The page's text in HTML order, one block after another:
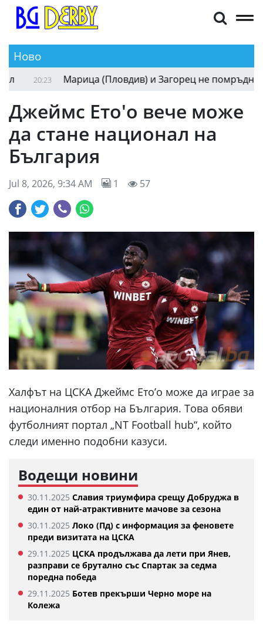
Ново
20:39 ОФК Костинброд удари десет от Кюстендил
Джеймс Ето'о вече може
да стане национал на
България
Jul 8, 2026, 9:34 AM 1 57
Халфът на ЦСКА Джеймс Ето’о може да играе за
националния отбор на България. Това обяви
футболният портал „NT Football hub“, който
следи именно подобни казуси.
Водещи новини
30.11.2025 Славия триумфира срещу Добруджа в
един от най-атрактивните мачове за сезона
30.11.2025 Локо (Пд) с информация за феновете
преди визитата на ЦСКА
29.11.2025 ЦСКА продължава да лети при Янев,
разправи се брутално със Спартак за седма
поредна победа
29.11.2025 Ботев прекърши Черно море на
Колежа